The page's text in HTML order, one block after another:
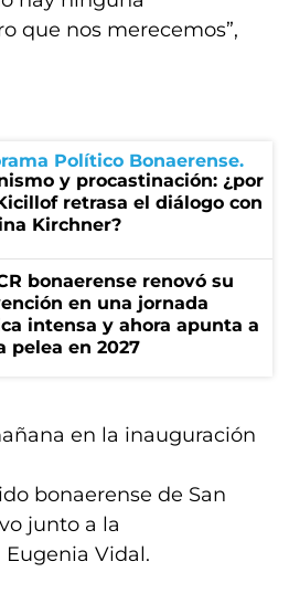
que nos merecemos”,
Político Bonaerense
y procastinación: ¿por
retrasa el diálogo con
Kirchner?
bonaerense renovó su
en una jornada
intensa y ahora apunta a
pelea en 2027
en la inauguración
bonaerense de San
junto a la
Vidal.